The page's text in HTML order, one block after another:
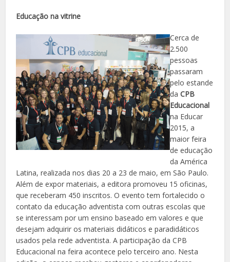
Educação na vitrine
Cerca de
2.500
pessoas
passaram
pelo estande
daCPB
Educacional
na Educar
2015, a
maior feira
de educação
da América
Latina, realizada nos dias 20 a 23 de maio, em São Paulo.
Além de expor materiais, a editora promoveu 15 oficinas,
que receberam 450 inscritos. O evento tem fortalecido o
contato da educação adventista com outras escolas que
se interessam por um ensino baseado em valores e que
desejam adquirir os materiais didáticos e paradidáticos
usados pela rede adventista. A participação da CPB
Educacional na feira acontece pelo terceiro ano. Nesta